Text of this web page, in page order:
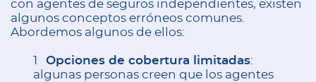
con agentes de seguros independientes, existen
algunos conceptos erróneos comunes.
Abordemos algunos de ellos:
Opciones de cobertura limitadas:
algunas personas creen que los agentes